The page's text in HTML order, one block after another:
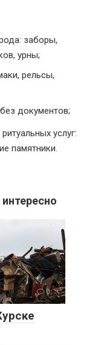
заборы,
урны;
рельсы,
документов;
услуг:
памятники.
0